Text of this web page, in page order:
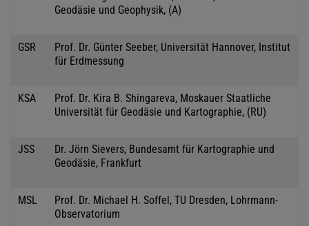
Geodäsie und Geophysik, (A)
GSR
Prof. Dr. Günter Seeber, Universität Hannover, Institut
für Erdmessung
KSA
Prof. Dr. Kira B. Shingareva, Moskauer Staatliche
Universität für Geodäsie und Kartographie, (RU)
JSS
Dr. Jörn Sievers, Bundesamt für Kartographie und
Geodäsie, Frankfurt
MSL
Prof. Dr. Michael H. Soffel, TU Dresden, Lohrmann-
Observatorium